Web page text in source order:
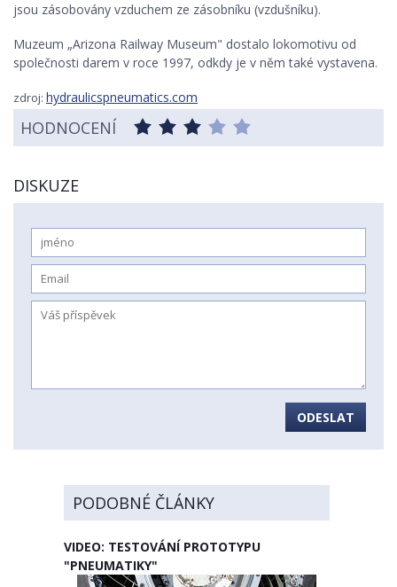
jsou zásobovány vzduchem ze zásobníku (vzdušníku).
Muzeum „Arizona Railway Museum" dostalo lokomotivu od
společnosti darem v roce 1997, odkdy je v něm také vystavena.
zdroj: hydraulicspneumatics.com
HODNOCENÍ
DISKUZE
ODESLAT
PODOBNÉ ČLÁNKY
VIDEO: TESTOVÁNÍ PROTOTYPU
"PNEUMATIKY"